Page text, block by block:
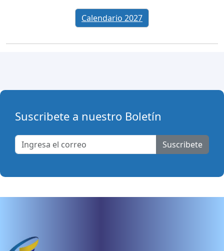
Calendario 2027
Suscribete a nuestro Boletín
Suscribete